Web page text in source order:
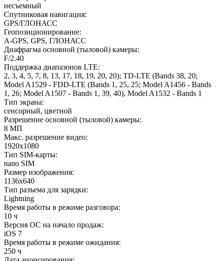
несъемный
Спутниковая навигация:
GPS/ГЛОНАСС
Геопозиционирование:
A-GPS, GPS, ГЛОНАСС
Диафрагма основной (тыловой) камеры:
F/2.40
Поддержка диапазонов LTE:
2, 3, 4, 5, 7, 8, 13, 17, 18, 19, 20, 20); TD-LTE (Bands 38, 20;
Model A1529 - FDD-LTE (Bands 1, 25, 25; Model A1456 - Bands
1, 26; Model A1507 - Bands 1, 39, 40), Model A1532 - Bands 1
Тип экрана:
сенсорный, цветной
Разрешение основной (тыловой) камеры:
8 МП
Макс. разрешение видео:
1920x1080
Тип SIM-карты:
nano SIM
Размер изображения:
1136x640
Тип разъема для зарядки:
Lightning
Время работы в режиме разговора:
10 ч
Версия ОС на начало продаж:
iOS 7
Время работы в режиме ожидания:
250 ч